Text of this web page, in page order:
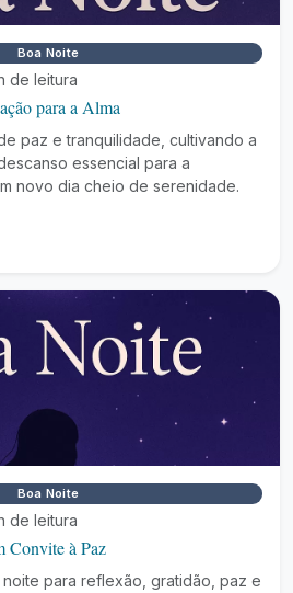
Boa Noite
de leitura
para a Alma
paz e tranquilidade, cultivando a
essencial para a
novo dia cheio de serenidade.
Boa Noite
de leitura
Convite à Paz
para reflexão, gratidão, paz e